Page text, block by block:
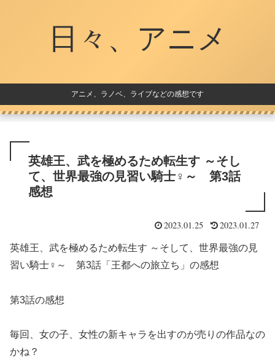
日々、アニメ
アニメ、ラノベ、ライブなどの感想です
英雄王、武を極めるため転生す ～そし
て、世界最強の見習い騎士♀～ 第3話
感想
2023.01.25 2023.01.27
英雄王、武を極めるため転生す ～そして、世界最強の見
習い騎士♀～ 第3話「王都への旅立ち」の感想
第3話の感想
毎回、女の子、女性の新キャラを出すのが売りの作品なの
かね？